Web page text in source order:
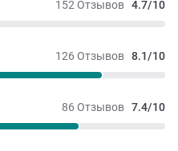
152 Отзывов 4.7/10
126 Отзывов 8.1/10
86 Отзывов 7.4/10